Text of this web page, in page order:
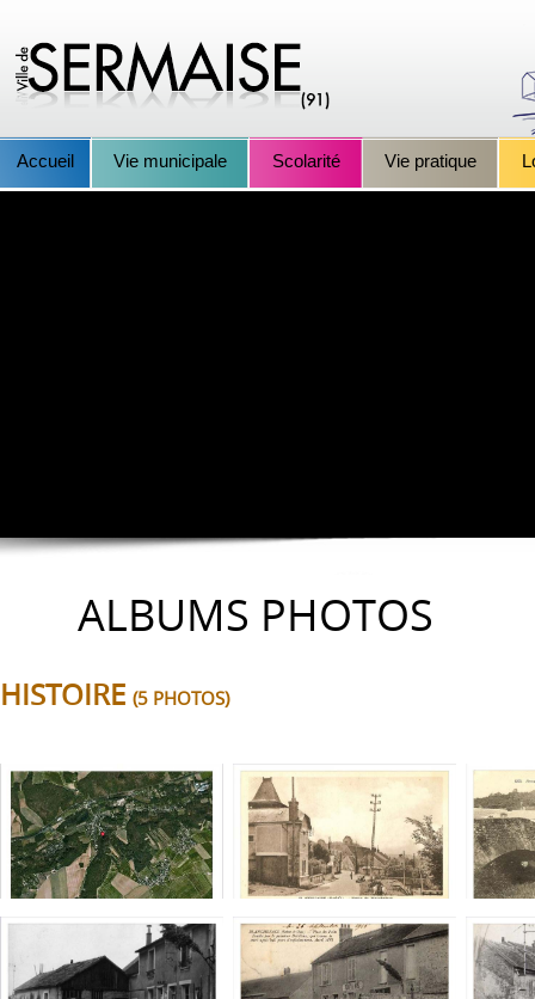
Accueil Vie municipale Scolarité Vie pratique
ALBUMS PHOTOS
HISTOIRE (5 PHOTOS)